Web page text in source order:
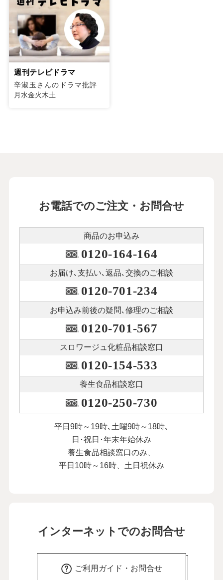
週刊テレビドラマ
辛淑玉さんのドラマ批評
月水金火木土
お電話でのご注文・お問合せ
商品のお申込み
0120-164-164
お届け､支払い､ 返品､交換のご相談
0120-701-234
お申込み前後の疑問､修理のご相談
0120-701-567
スロワージュ化粧品相談窓口
0120-154-533
養生食品相談窓口
0120-250-730
平日9時～19時､土曜9時～18時､
日･祝日･年末年始休み
養生食品相談窓口のみ、
平日10時～16時、土日祝休み
インターネットでのお問合せ
ご利用ガイド・お問合せ